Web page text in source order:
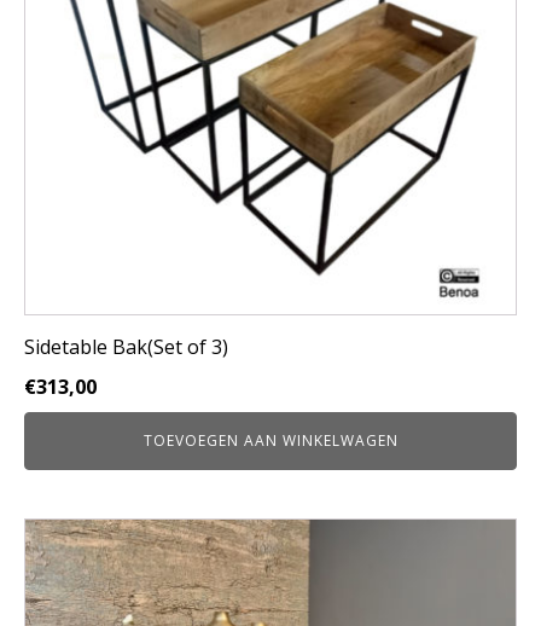
Sidetable Bak(Set of 3)
€313,00
TOEVOEGEN AAN WINKELWAGEN